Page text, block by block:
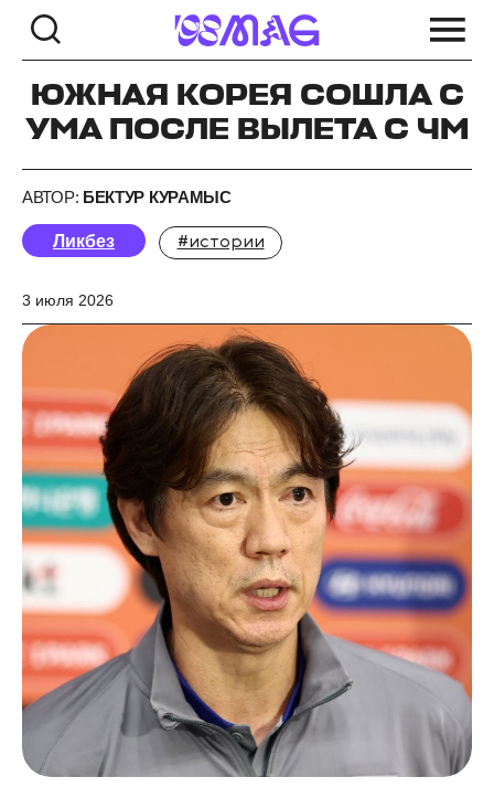
ЮЖНАЯ КОРЕЯ СОШЛА С
УМА ПОСЛЕ ВЫЛЕТА С ЧМ
АВТОР: БЕКТУР КУРАМЫС
Ликбез #истории
3 июля 2026